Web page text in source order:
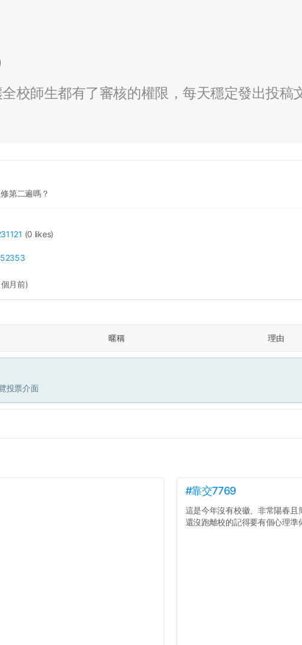
校師生都有了審核的權限，每天穩定發出投稿
第二遍嗎？
(0 likes)
月前)
暱稱 理由
投票介面
#靠交7769
這是今年沒有校徽、非常陽春且
還沒跑離校的記得要有個心理準